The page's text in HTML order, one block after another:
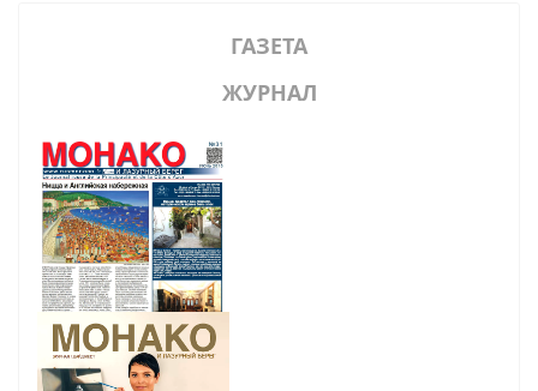
ГАЗЕТА
ЖУРНАЛ